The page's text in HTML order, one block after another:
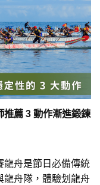
推薦 3 動作漸進鍛鍊
龍舟是節日必備傳統
龍舟隊，體驗划龍舟